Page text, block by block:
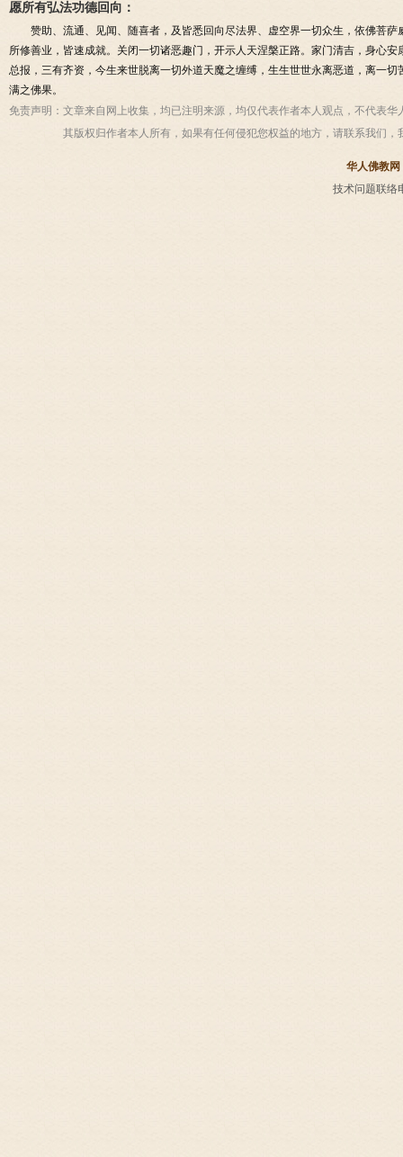
愿所有弘法功德回向：
赞助、流通、见闻、随喜者，及皆悉回向尽法界、虚空界一切众生，依佛菩
所修善业，皆速成就。关闭一切诸恶趣门，开示人天涅槃正路。家门清吉，身心
总报，三有齐资，今生来世脱离一切外道天魔之缠缚，生生世世永离恶道，离一
满之佛果。
免责声明： 文章来自网上收集，均已注明来源，均仅代表作者本人观点，不代表
其版权归作者本人所有，如果有任何侵犯您权益的地方，请联系我们，
华人佛教网
技术问题联络